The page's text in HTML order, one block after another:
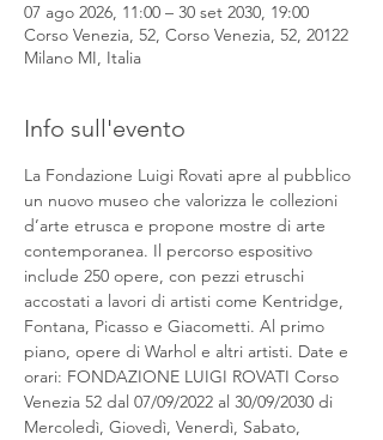
07 ago 2026, 11:00 – 30 set 2030, 19:00
Corso Venezia, 52, Corso Venezia, 52, 20122
Milano MI, Italia
Info sull'evento
La Fondazione Luigi Rovati apre al pubblico
un nuovo museo che valorizza le collezioni
d’arte etrusca e propone mostre di arte
contemporanea. Il percorso espositivo
include 250 opere, con pezzi etruschi
accostati a lavori di artisti come Kentridge,
Fontana, Picasso e Giacometti. Al primo
piano, opere di Warhol e altri artisti. Date e
orari: FONDAZIONE LUIGI ROVATI Corso
Venezia 52 dal 07/09/2022 al 30/09/2030 di
Mercoledì, Giovedì, Venerdì, Sabato,